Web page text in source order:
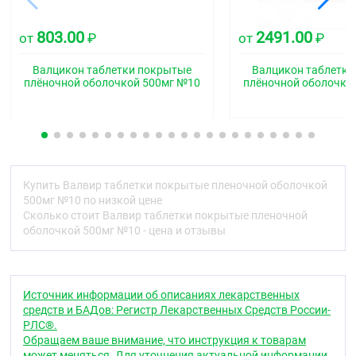
таблетки белого или почти белого цвета с
противовирусное средство
Фармакологические свойства
Механизм действия
Валацикловир является противовирусным
средством, представляет собой L-валиновый
практически полностью превращается в
ацикловир и валин, предположительно, под
воздействием фермента валацикловиргидролазы.
от 803.00 ₽
Валцикон таблетки покрытые
плёночной оболочкой 500мг №10
от 2491.00 ₽
Валцикон
плёночной
Купить Валвир таблетки покрытые пленочной оболочкой
500мг №10 по низкой цене
Сколько стоит Валвир таблетки покрытые пленочной
оболочкой 500мг №10 - цена и отзывы
Источник информации об описаниях лекарственных
средств и БАДов: Регистр Лекарственных Средств России-
РЛС®.
Обращаем ваше внимание, что инструкция к товарам